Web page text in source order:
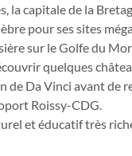
la capitale de la
pour ses sites
sur le Golfe du
quelques
de Da Vinci avant de
Roissy-CDG.
et éducatif très